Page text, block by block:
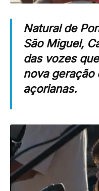
Natural de
São Miguel,
das vozes
nova geração
açorianas.